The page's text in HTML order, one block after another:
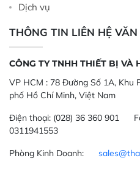
Dịch vụ
THÔNG TIN LIÊN HỆ VĂN
CÔNG TY TNHH THIẾT BỊ VÀ
VP HCM : 78 Đường Số 1A, Khu
phố Hồ Chí Minh, Việt Nam
Điện thoại: (028) 36 360 901
0311941553
Phòng Kinh Doanh: